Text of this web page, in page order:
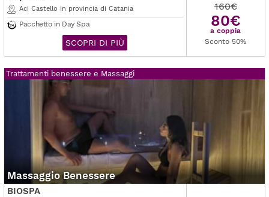
Aci Castello in provincia di Catania
Pacchetto in Day Spa
SCOPRI DI PIÙ
160€
80€
a coppia
Sconto 50%
Trattamenti benessere e Massaggi
Massaggio Benessere
BIOSPA